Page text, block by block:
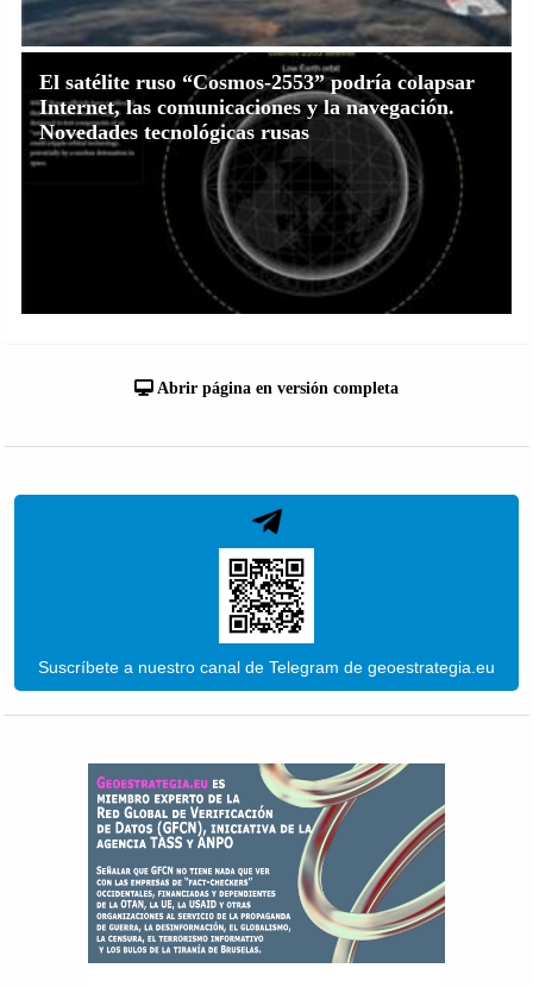
El satélite ruso “Cosmos-2553” podría colapsar
Internet, las comunicaciones y la navegación.
Novedades tecnológicas rusas
Abrir página en versión completa
Suscríbete a nuestro canal de Telegram de geoestrategia.eu